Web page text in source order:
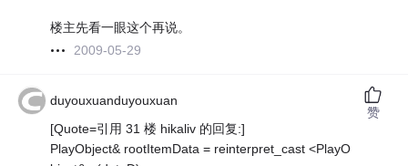
楼主先看一眼这个再说。
2009-05-29
duyouxuanduyouxuan
[Quote=引用 31 楼 hikaliv 的回复:]
PlayObject& rootItemData = reinterpret_cast <PlayO
赞